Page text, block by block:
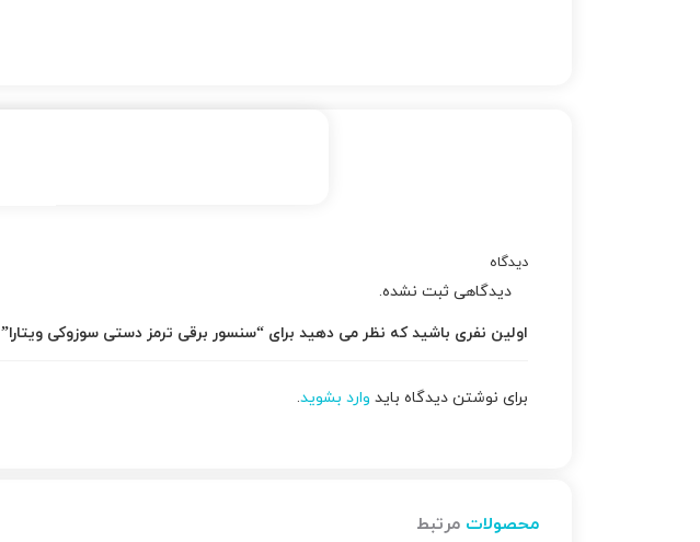
دیدگاه
دیدگاهی ثبت نشده.
اولین نفری باشید که نظر می دهید برای “سنسور برقی ترمز دستی سوزوکی ویتارا”
برای نوشتن دیدگاه باید وارد بشوید.
محصولات مرتبط